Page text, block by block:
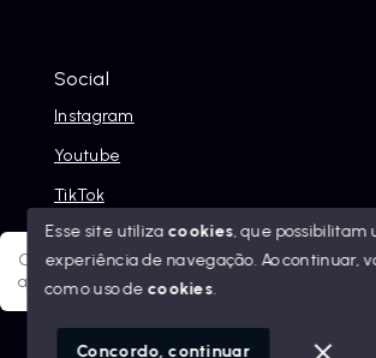
Olá! Sua jornada ao novo imóvel começa aqui.
ajudar?
Social
Instagram
Youtube
TikTok
© Copyright 2026 - Alexandre Abreu Imóveis
Esse site utiliza cookies, que possibilitam
experiência de navegação.Ao continuar,
com o uso de cookies.
Concordo, continuar